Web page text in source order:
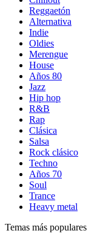
Reggaetón
Alternativa
Indie
Oldies
Merengue
House
Años 80
Jazz
Hip hop
R&B
Rap
Clásica
Salsa
Rock clásico
Techno
Años 70
Soul
Trance
Heavy metal
Temas más populares